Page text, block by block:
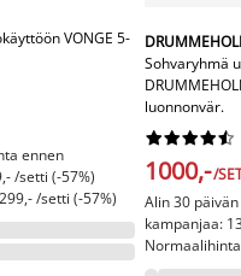
VONGE 5-
ennen
/setti (-57%)
/setti (-57%)
Sohvaryhmä
luonnonvär.






1000,-/
Alin 30
kampanjaa: